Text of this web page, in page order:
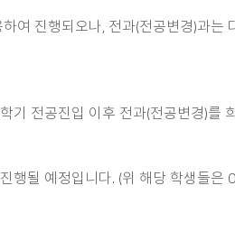
여 진행되오나, 전과(전공변경)과는
기 전공진입 이후 전과(전공변경)를
행될 예정입니다. (위 해당 학생들